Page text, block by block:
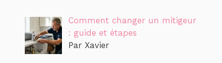
Comment changer un mitigeur
: guide et étapes
Par Xavier